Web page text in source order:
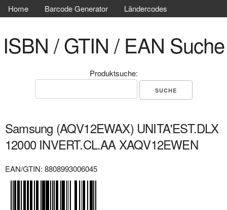
Home Barcode Generator Ländercodes
ISBN / GTIN / EAN Suche
Produktsuche:
Samsung (AQV12EWAX) UNITA'EST.DLX
12000 INVERT.CL.AA XAQV12EWEN
EAN/GTIN: 8808993006045